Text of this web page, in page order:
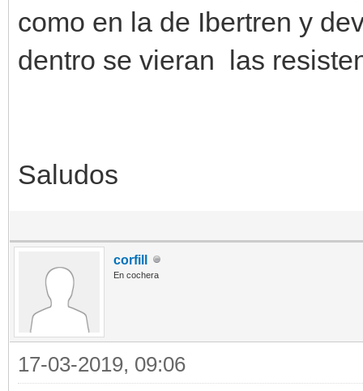
como en la de Ibertren y
dentro se vieran las
Saludos
corfill
En cochera
17-03-2019, 09:06